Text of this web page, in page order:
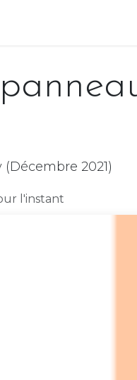
2021)
l'instant